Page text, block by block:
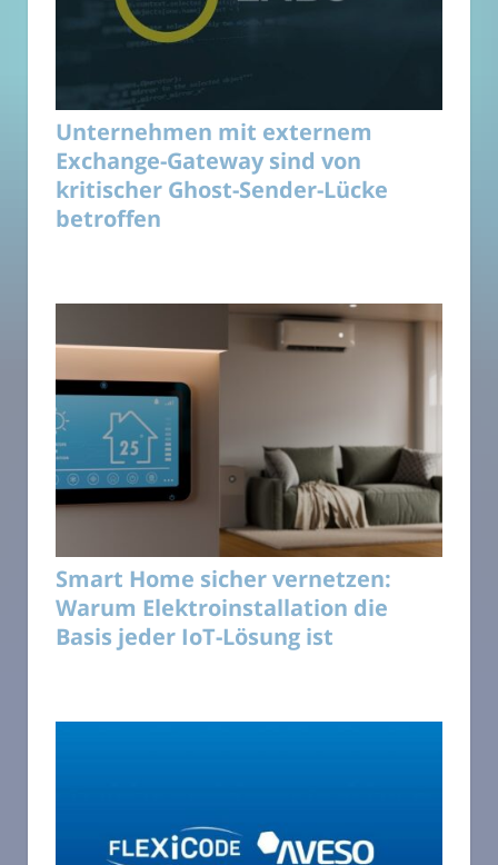
Unternehmen mit externem
Exchange-Gateway sind von
kritischer Ghost-Sender-Lücke
betroffen
Smart Home sicher vernetzen:
Warum Elektroinstallation die
Basis jeder IoT-Lösung ist